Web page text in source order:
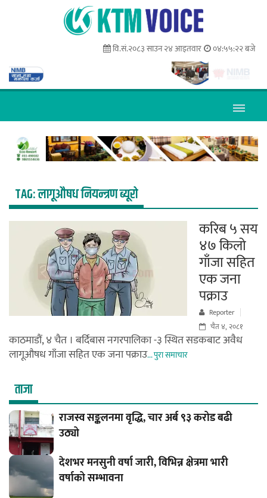
वि.सं.२०८३ साउन २४ आइतवार ०४:५५:२२ बजे
TAG:लागूऔषध नियन्त्रण ब्यूरो
करिब ५ सय
४७ किलो
गाँजा सहित
एक जना
पक्राउ
Reporter
चैत ४, २०८१
काठमाडौं, ४ चैत । बर्दिबास नगरपालिका -३ स्थित सडकबाट अवैध
लागूऔषध गाँजा सहित एक जना पक्राउ... पुरा समाचार
ताजा
राजस्व सङ्कलनमा वृद्धि, चार अर्ब ९३ करोड बढी
उठ्यो
देशभर मनसुनी वर्षा जारी, विभिन्न क्षेत्रमा भारी
वर्षाको सम्भावना